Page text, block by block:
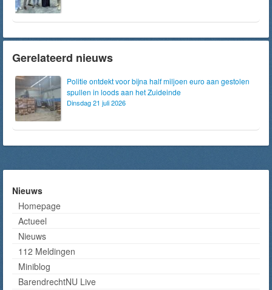
Gerelateerd nieuws
Politie ontdekt voor bijna half miljoen euro aan gestolen
spullen in loods aan het Zuideinde
Dinsdag 21 juli 2026
Nieuws
Homepage
Actueel
Nieuws
112 Meldingen
Miniblog
BarendrechtNU Live